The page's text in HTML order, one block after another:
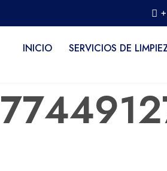
INICIO SERVICIOS DE